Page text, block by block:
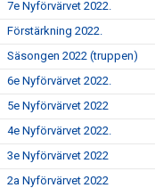
7e Nyförvärvet 2022.
Förstärkning 2022.
Säsongen 2022 (truppen)
6e Nyförvärvet 2022.
5e Nyförvärvet 2022
4e Nyförvärvet 2022.
3e Nyförvärvet 2022
2a Nyförvärvet 2022